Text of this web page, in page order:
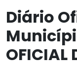
Diário
OFICIAL